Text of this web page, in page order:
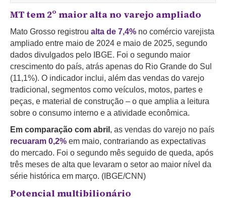
MT tem 2º maior alta no varejo ampliado
Mato Grosso registrou alta de 7,4% no comércio varejista
ampliado entre maio de 2024 e maio de 2025, segundo
dados divulgados pelo IBGE. Foi o segundo maior
crescimento do país, atrás apenas do Rio Grande do Sul
(11,1%). O indicador inclui, além das vendas do varejo
tradicional, segmentos como veículos, motos, partes e
peças, e material de construção – o que amplia a leitura
sobre o consumo interno e a atividade econômica.
Em comparação com abril , as vendas do varejo no país
recuaram 0,2% em maio, contrariando as expectativas
do mercado. Foi o segundo mês seguido de queda, após
três meses de alta que levaram o setor ao maior nível da
série histórica em março. (IBGE/CNN)
Potencial multibilionário